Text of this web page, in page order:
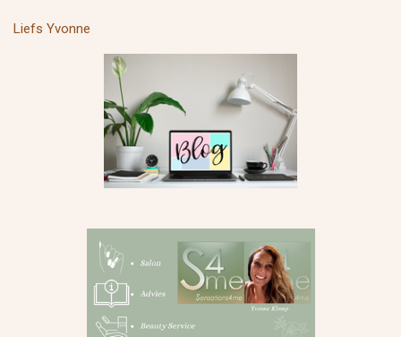
Liefs Yvonne